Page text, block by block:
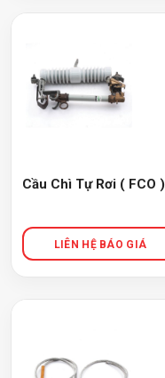
Cầu Chì Tự Rơi ( FCO )